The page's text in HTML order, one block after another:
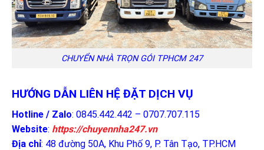
CHUYỂN NHÀ TRỌN GÓI TPHCM 247
HƯỚNG DẪN LIÊN HỆ ĐẶT DỊCH VỤ
Hotline / Zalo: 0845.442.442 – 0707.707.115
Website: https://chuyennha247.vn
Địa chỉ: 48 đường 50A, Khu Phố 9, P. Tân Tạo, TP.HCM